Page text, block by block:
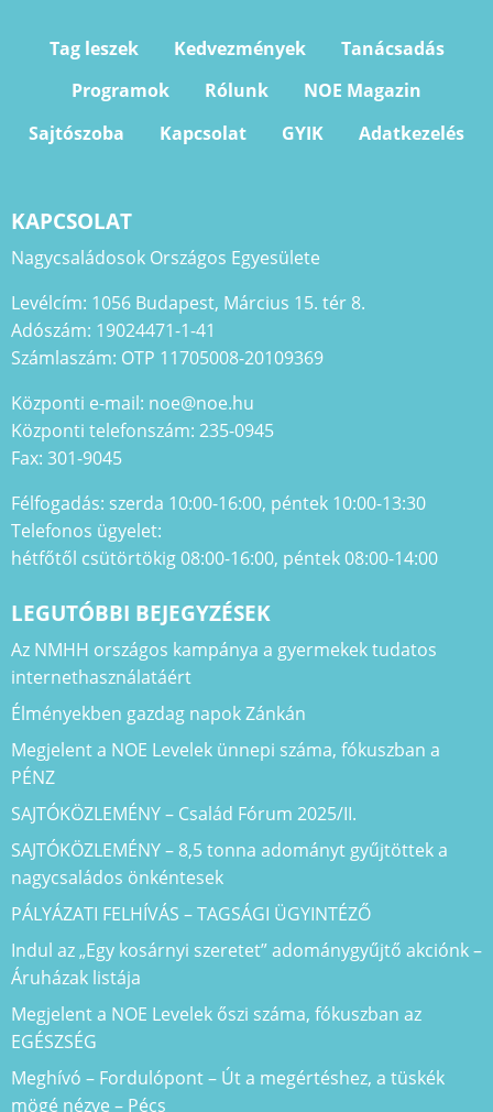
Tag leszek Kedvezmények
Tanácsadás
Programok
Rólunk
NOE Magazin
Sajtószoba
Kapcsolat GYIK Adatkezelés
KAPCSOLAT
Nagycsaládosok Országos Egyesülete
Levélcím: 1056 Budapest, Március 15. tér 8.
Adószám: 19024471-1-41
Számlaszám: OTP 11705008-20109369
Központi e-mail: noe@noe.hu
Központi telefonszám: 235-0945
Fax: 301-9045
Félfogadás: szerda 10:00-16:00, péntek 10:00-13:30
Telefonos ügyelet:
hétfőtől csütörtökig 08:00-16:00, péntek 08:00-14:00
LEGUTÓBBI BEJEGYZÉSEK
Az NMHH országos kampánya a gyermekek tudatos
internethasználatáért
Élményekben gazdag napok Zánkán
Megjelent a NOE Levelek ünnepi száma, fókuszban a
PÉNZ
SAJTÓKÖZLEMÉNY – Család Fórum 2025/II.
SAJTÓKÖZLEMÉNY – 8,5 tonna adományt gyűjtöttek a
nagycsaládos önkéntesek
PÁLYÁZATI FELHÍVÁS – TAGSÁGI ÜGYINTÉZŐ
Indul az „Egy kosárnyi szeretet” adománygyűjtő akciónk –
Áruházak listája
Megjelent a NOE Levelek őszi száma, fókuszban az
EGÉSZSÉG
Meghívó – Fordulópont – Út a megértéshez, a tüskék
mögé nézve – Pécs